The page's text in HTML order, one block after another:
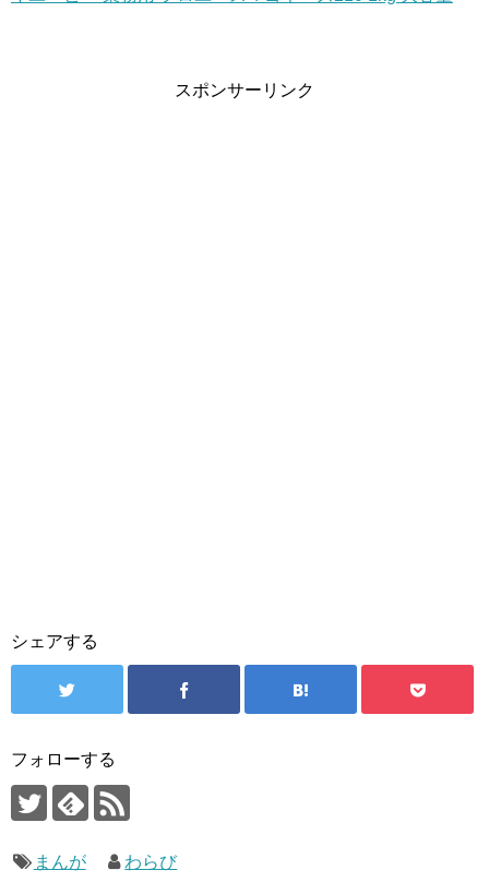
スポンサーリンク
シェアする
フォローする
まんが わらび